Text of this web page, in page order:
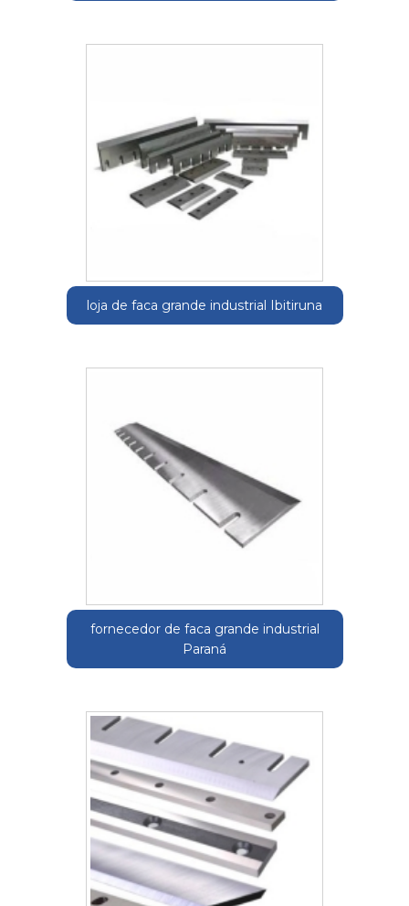
loja de faca grande industrial Ibitiruna
fornecedor de faca grande industrial
Paraná